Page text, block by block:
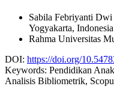
Sabila Febriyanti Dwi
Yogyakarta, Indonesia
Rahma Universitas
DOI: https://doi.org/
Keywords: Pendidikan
Analisis Bibliometrik,